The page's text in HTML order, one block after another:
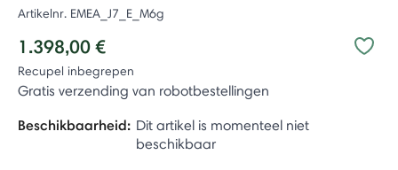
Artikelnr. EMEA_J7_E_M6g
1.398,00 €
Recupel inbegrepen
Gratis verzending van robotbestellingen
Beschikbaarheid: Dit artikel is momenteel niet
beschikbaar